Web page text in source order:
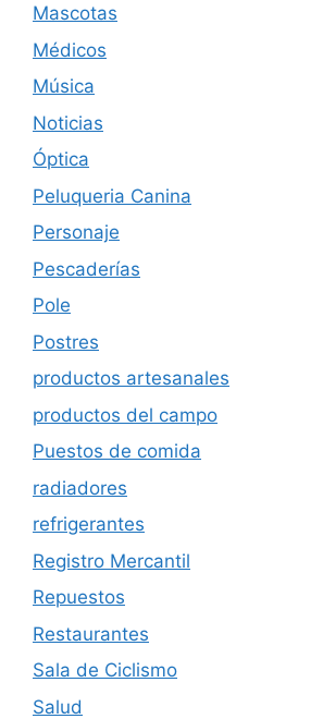
Mascotas
Médicos
Música
Noticias
Óptica
Peluqueria Canina
Personaje
Pescaderías
Pole
Postres
productos artesanales
productos del campo
Puestos de comida
radiadores
refrigerantes
Registro Mercantil
Repuestos
Restaurantes
Sala de Ciclismo
Salud